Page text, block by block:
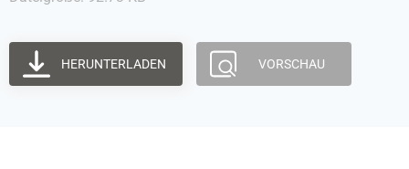
HERUNTERLADEN VORSCHAU